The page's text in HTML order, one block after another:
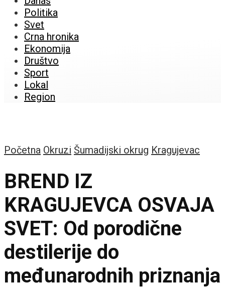
Politika
Svet
Crna hronika
Ekonomija
Društvo
Sport
Lokal
Region
Početna Okruzi Šumadijski okrug Kragujevac
BREND IZ
KRAGUJEVCA OSVAJA
SVET: Od porodične
destilerije do
međunarodnih priznanja